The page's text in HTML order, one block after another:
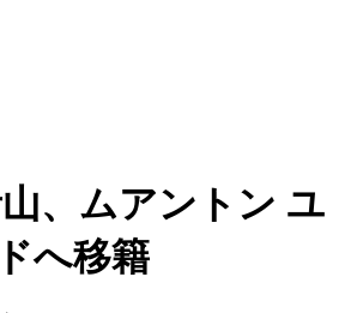
、ムアントン ユ
へ移籍